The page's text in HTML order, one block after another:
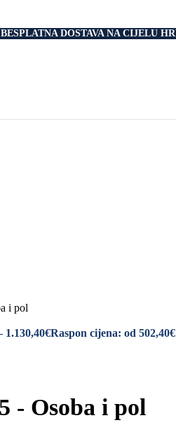
BESPLATNA DOSTAVA NA CIJELU
Drvene Podnice
Metalni Okvir
i pol
1.130,40€Raspon cijena: od
- Osoba i pol